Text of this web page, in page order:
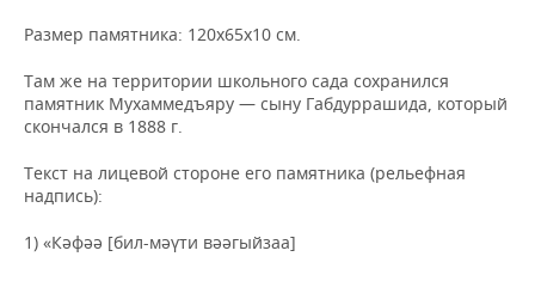
Размер памятника: 120х65х10 см.
Там же на территории школьного сада сохранился
памятник Мухаммедъяру — сыну Габдуррашида, который
скончался в 1888 г.
Текст на лицевой стороне его памятника (рельефная
надпись):
1) «Кәфәә [бил-мәүти вәәгыйзаа]